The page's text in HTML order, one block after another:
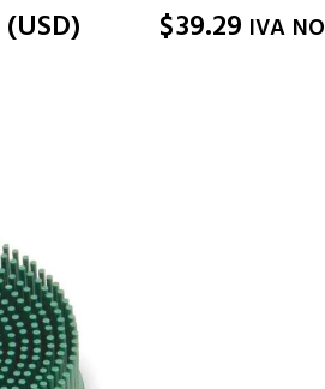
(USD) $39.29 IVA